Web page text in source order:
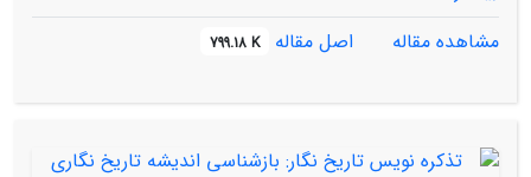
خانوادگی به شکل ازدواج­های سیاسی با مهم­ترین رهبران
قبایل بود. ارتباط سیاسی و خویشاوندی داریوش اول
شاه هخامنشی با ماداتس رهبر اوکسی­ها یکی از قبایل سرکش
مشاهده مقاله
اصل مقاله 799.18 K